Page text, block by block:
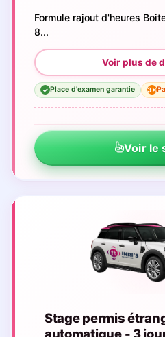
Formule rajout d'heures
8...
✓ Place d'examen garantie 3×
Voir le
Stage permis
automatique - 3